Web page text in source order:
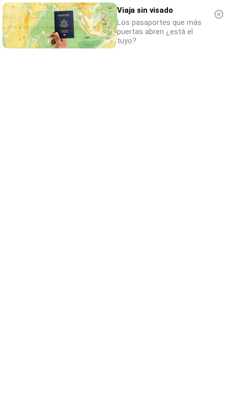
Viaja sin visado
Los pasaportes que más
puertas abren ¿está el
tuyo?